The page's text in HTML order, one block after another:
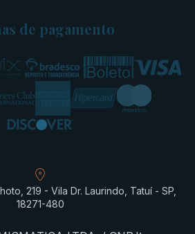
de pagamento
219 - Vila Dr. Laurindo, Tatuí - SP,
18271-480